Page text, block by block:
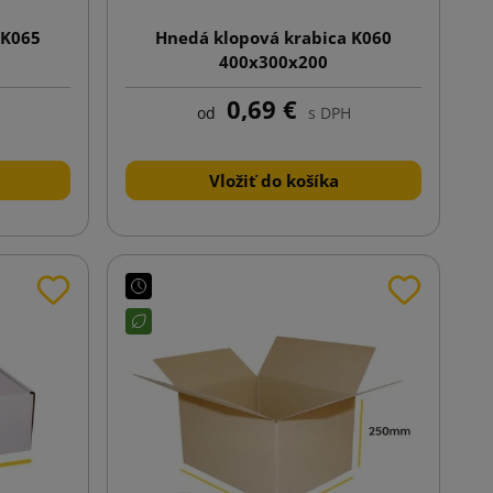
Hnedá klopová krabica K060
400x300x200
od 0,69 € s DPH
Vložiť do košíka